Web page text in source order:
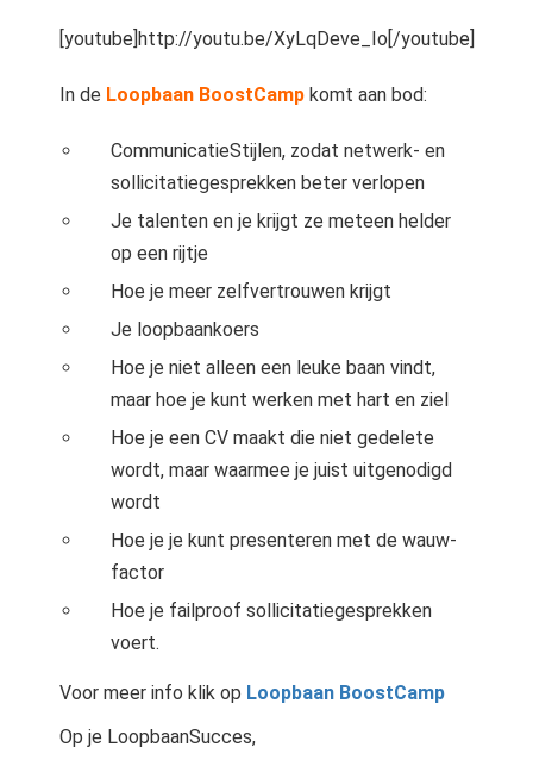
[youtube]http://youtu.be/XyLqDeve_Io[/youtube]
In de Loopbaan BoostCamp komt aan bod:
CommunicatieStijlen, zodat netwerk- en
sollicitatiegesprekken beter verlopen
Je talenten en je krijgt ze meteen helder
op een rijtje
Hoe je meer zelfvertrouwen krijgt
Je loopbaankoers
Hoe je niet alleen een leuke baan vindt,
maar hoe je kunt werken met hart en ziel
Hoe je een CV maakt die niet gedelete
wordt, maar waarmee je juist uitgenodigd
wordt
Hoe je je kunt presenteren met de wauw-
factor
Hoe je failproof sollicitatiegesprekken
voert.
Voor meer info klik op Loopbaan BoostCamp
Op je LoopbaanSucces,